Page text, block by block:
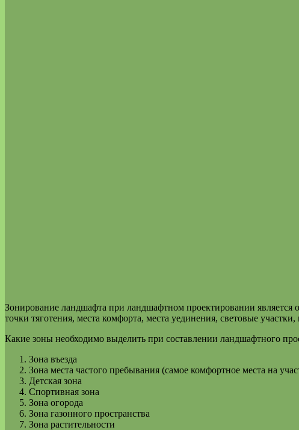
Зонирование ландшафта при ландшафтном проектировании является
точки тяготения, места комфорта, места уединения, световые
Какие зоны необходимо выделить при составлении ландшафтного
Зона въезда
Зона места частого пребывания (самое комфортное места на
Детская зона
Спортивная зона
Зона огорода
Зона газонного пространства
Зона растительности